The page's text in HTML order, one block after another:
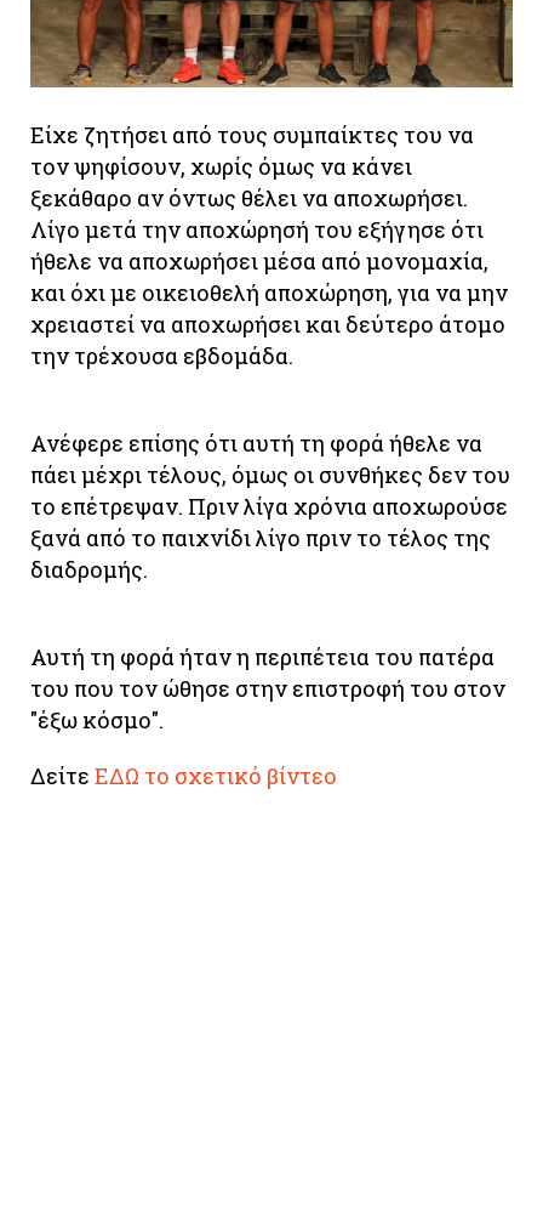
Είχε ζητήσει από τους συμπαίκτες του να
τον ψηφίσουν, χωρίς όμως να κάνει
ξεκάθαρο αν όντως θέλει να αποχωρήσει.
Λίγο μετά την αποχώρησή του εξήγησε ότι
ήθελε να αποχωρήσει μέσα από μονομαχία,
και όχι με οικειοθελή αποχώρηση, για να μην
χρειαστεί να αποχωρήσει και δεύτερο άτομο
την τρέχουσα εβδομάδα.
Ανέφερε επίσης ότι αυτή τη φορά ήθελε να
πάει μέχρι τέλους, όμως οι συνθήκες δεν του
το επέτρεψαν. Πριν λίγα χρόνια αποχωρούσε
ξανά από το παιχνίδι λίγο πριν το τέλος της
διαδρομής.
Αυτή τη φορά ήταν η περιπέτεια του πατέρα
του που τον ώθησε στην επιστροφή του στον
"έξω κόσμο".
Δείτε ΕΔΩ το σχετικό βίντεο